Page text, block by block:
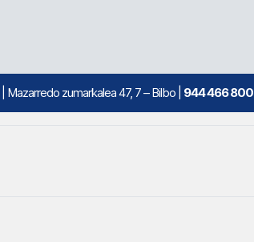
| Mazarredo zumarkalea 47, 7 – Bilbo | 944 466 800